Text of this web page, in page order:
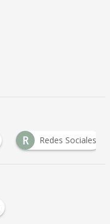
R Redes Sociales